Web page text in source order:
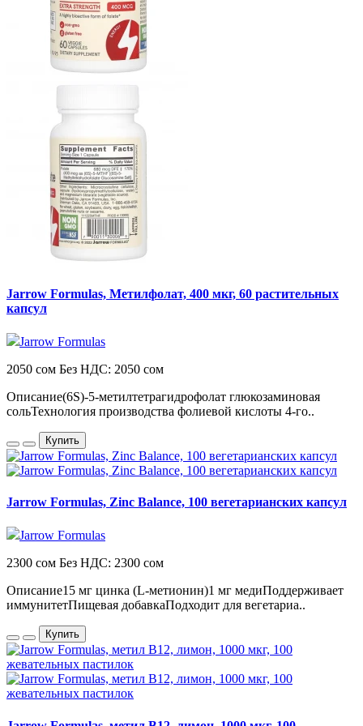
Jarrow Formulas, Метилфолат, 400 мкг, 60 растительных
капсул
Jarrow Formulas
2050 сом Без НДС: 2050 сом
Описание(6S)-5-метилтетрагидрофолат глюкозаминовая
сольТехнология производства фолиевой кислоты 4-го..
Купить
Jarrow Formulas, Zinc Balance, 100 вегетарианских капсул
Jarrow Formulas
2300 сом Без НДС: 2300 сом
Описание15 мг цинка (L-метионин)1 мг медиПоддерживает
иммунитетПищевая добавкаПодходит для вегетариа..
Купить